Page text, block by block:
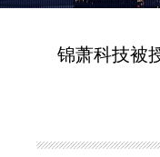
锦萧科技被